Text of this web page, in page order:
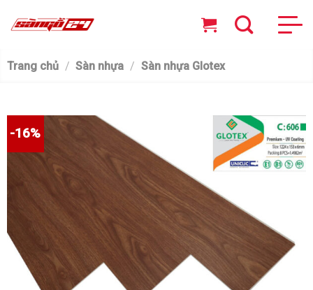
Trang chủ / Sàn nhựa / Sàn nhựa Glotex
-16%